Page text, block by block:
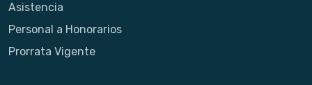
Asistencia
Personal a Honorarios
Prorrata Vigente